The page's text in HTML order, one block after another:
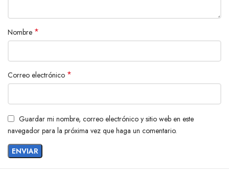
Nombre *
Correo electrónico *
Guardar mi nombre, correo electrónico y sitio web en este
navegador para la próxima vez que haga un comentario.